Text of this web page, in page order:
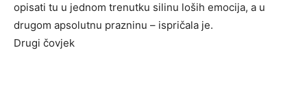
opisati tu u jednom trenutku silinu loših emocija, a u
drugom apsolutnu prazninu – ispričala je.
Drugi čovjek